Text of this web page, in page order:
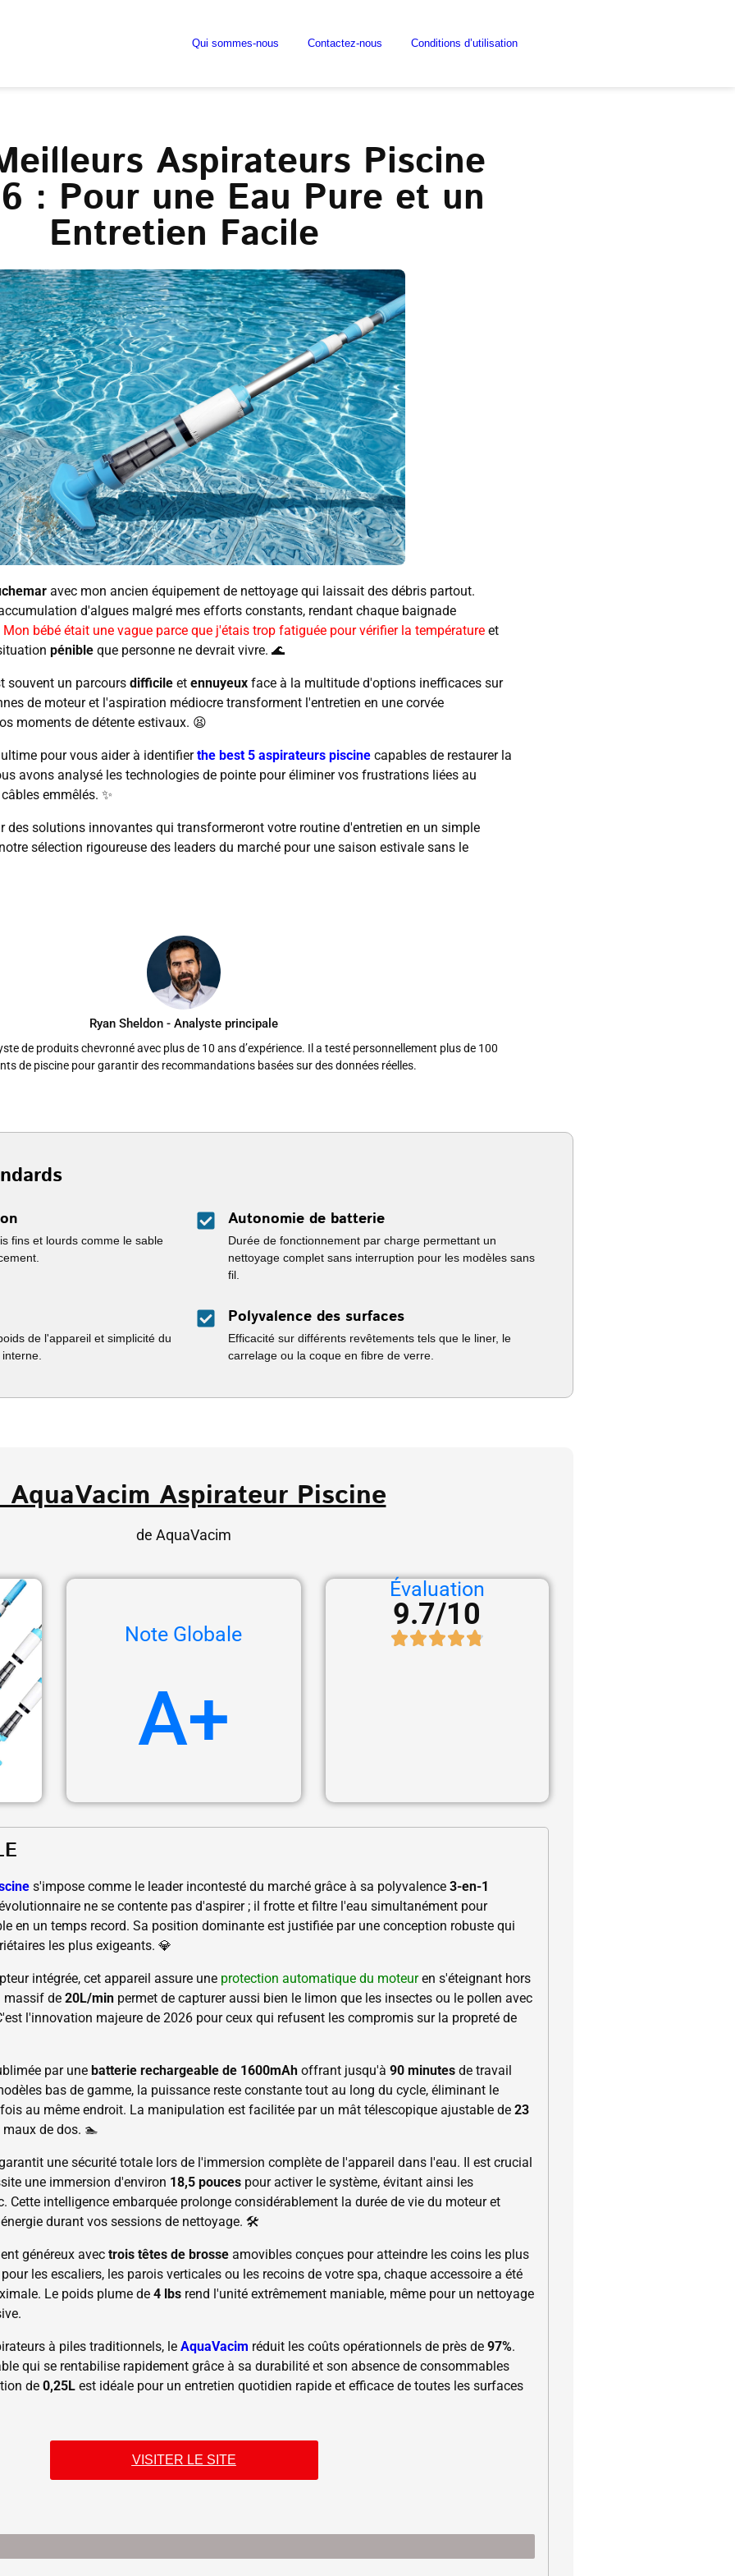
Qui sommes-nous Contactez-nous Conditions d’utilisation
Aspirateurs Piscine
: Pour une Eau Pure et un
Entretien Facile
avec mon ancien équipement de nettoyage qui laissait des débris partout.
d'algues malgré mes efforts constants, rendant chaque baignade
Mon bébé était une vague parce que j'étais trop fatiguée pour vérifier la température et
pénible que personne ne devrait vivre. 🌊
souvent un parcours difficile et ennuyeux face à la multitude d'options inefficaces sur
de moteur et l'aspiration médiocre transforment l'entretien en une corvée
moments de détente estivaux. 😫
pour vous aider à identifierthe best 5 aspirateurs piscine capables de restaurer la
avons analysé les technologies de pointe pour éliminer vos frustrations liées au
emmêlés. ✨
des solutions innovantes qui transformeront votre routine d'entretien en un simple
sélection rigoureuse des leaders du marché pour une saison estivale sans le
Ryan Sheldon - Analyste principale
de produits chevronné avec plus de 10 ans d’expérience. Il a testé personnellement plus de 100
de piscine pour garantir des recommandations basées sur des données réelles.
fins et lourds comme le sable
Autonomie de batterie
Durée de fonctionnement par charge permettant un
nettoyage complet sans interruption pour les modèles sans
fil.
de l'appareil et simplicité du
Polyvalence des surfaces
Efficacité sur différents revêtements tels que le liner, le
carrelage ou la coque en fibre de verre.
AquaVacim Aspirateur Piscine
de AquaVacim
Note Globale
A+
Évaluation
9.7/10
s'impose comme le leader incontesté du marché grâce à sa polyvalence 3-en-1
ne se contente pas d'aspirer ; il frotte et filtre l'eau simultanément pour
en un temps record. Sa position dominante est justifiée par une conception robuste qui
les plus exigeants. 💎
intégrée, cet appareil assure une protection automatique du moteuren s'éteignant hors
massif de 20L/min permet de capturer aussi bien le limon que les insectes ou le pollen avec
l'innovation majeure de 2026 pour ceux qui refusent les compromis sur la propreté de
par une batterie rechargeable de 1600mAh offrant jusqu'à 90 minutes de travail
bas de gamme, la puissance reste constante tout au long du cycle, éliminant le
au même endroit. La manipulation est facilitée par un mât télescopique ajustable de 23
de dos. 🏊
une sécurité totale lors de l'immersion complète de l'appareil dans l'eau. Il est crucial
une immersion d'environ 18,5 pouces pour activer le système, évitant ainsi les
Cette intelligence embarquée prolonge considérablement la durée de vie du moteur et
durant vos sessions de nettoyage. 🛠️
généreux avec trois têtes de brosse amovibles conçues pour atteindre les coins les plus
les escaliers, les parois verticales ou les recoins de votre spa, chaque accessoire a été
Le poids plume de 4 lbs rend l'unité extrêmement maniable, même pour un nettoyage
à piles traditionnels, le AquaVacim réduit les coûts opérationnels de près de 97%.
qui se rentabilise rapidement grâce à sa durabilité et son absence de consommables
de 0,25L est idéale pour un entretien quotidien rapide et efficace de toutes les surfaces
VISITER LE SITE